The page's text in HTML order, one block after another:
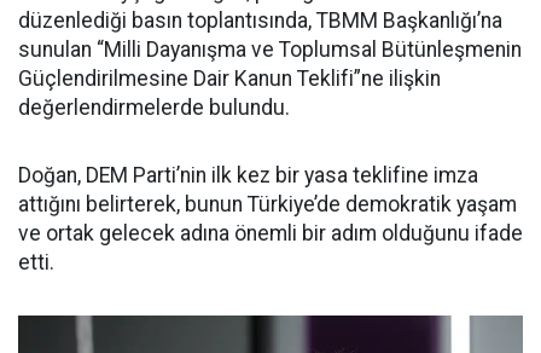
düzenlediği basın toplantısında, TBMM Başkanlığı’na
sunulan “Milli Dayanışma ve Toplumsal Bütünleşmenin
Güçlendirilmesine Dair Kanun Teklifi”ne ilişkin
değerlendirmelerde bulundu.
Doğan, DEM Parti’nin ilk kez bir yasa teklifine imza
attığını belirterek, bunun Türkiye’de demokratik yaşam
ve ortak gelecek adına önemli bir adım olduğunu ifade
etti.